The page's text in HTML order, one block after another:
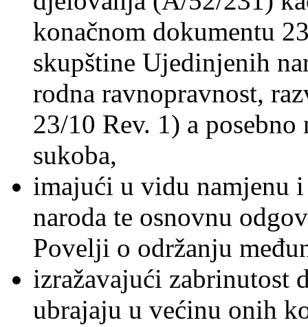
konačnom dokumentu
skupštine Ujedinjenih
rodna ravnopravnost,
23/10 Rev. 1) a
sukoba,
imajući u vidu namjenu
naroda te osnovnu
Povelji o održanju
izražavajući zabrinutost
ubrajaju u većinu onih